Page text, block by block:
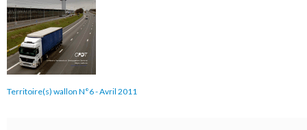
Territoire(s) wallon N°6 - Avril 2011